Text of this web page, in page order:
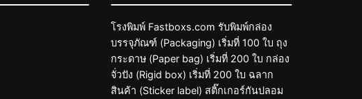
โรงพิมพ์ Fastboxs.com รับพิมพ์กล่อง
บรรจุภัณฑ์ (Packaging) เริ่มที่ 100 ใบ ถุง
กระดาษ (Paper bag) เริ่มที่ 200 ใบ กล่อง
จั่วปัง (Rigid box) เริ่มที่ 200 ใบ ฉลาก
สินค้า (Sticker label) สติ๊กเกอร์กันปลอม